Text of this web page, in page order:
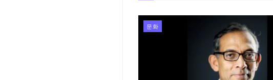
문화